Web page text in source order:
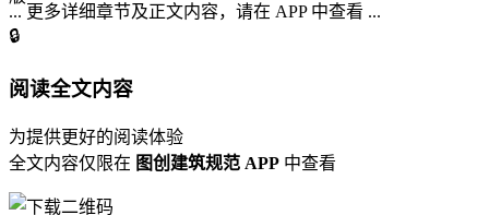
... 更多详细章节及正文内容，请在 APP 中查看 ...
🔒
阅读全文内容
为提供更好的阅读体验
全文内容仅限在 图创建筑规范 APP 中查看